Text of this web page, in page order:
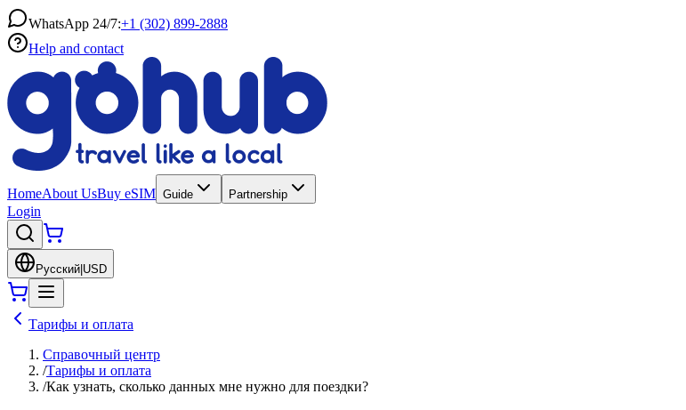
WhatsApp 24/7:+1 (302) 899-2888
Help and contact
HomeAbout UsBuy eSIM Guide Partnership
Login
Русский USD
Тарифы и оплата
Справочный центр
/Тарифы и оплата
/Как узнать, сколько данных мне нужно для поездки?